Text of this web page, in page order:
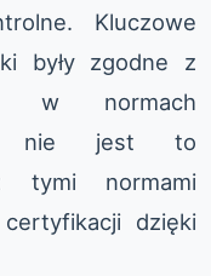
Kluczowe
były zgodne z
w normach
nie jest to
tymi normami
dzięki